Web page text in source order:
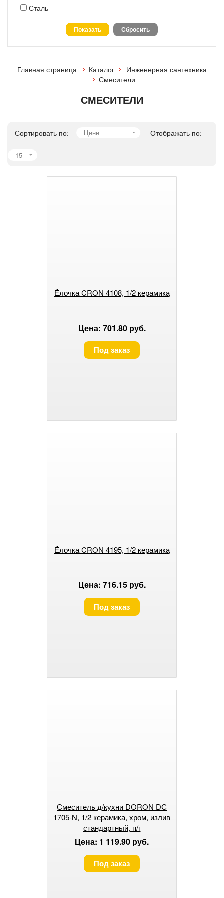
Сталь
Главная страница Каталог
Инженерная сантехника
Смесители
СМЕСИТЕЛИ
Сортировать по: Цене Отображать по:
15
Ёлочка CRON 4108, 1/2 керамика
Цена: 701.80 руб.
Под заказ
Ёлочка CRON 4195, 1/2 керамика
Цена: 716.15 руб.
Под заказ
Смеситель д/кухни DORON DС
1705-N, 1/2 керамика, хром, излив
стандартный, п/г
Цена: 1 119.90 руб.
Под заказ